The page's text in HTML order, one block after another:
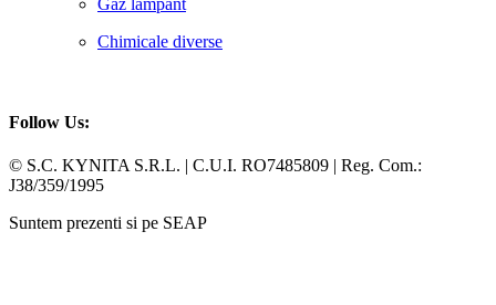
Chimicale diverse
Follow Us:
Facebook
Whatsapp
© S.C. KYNITA S.R.L. | C.U.I. RO7485809 | Reg. Com.:
J38/359/1995
Suntem prezenti si pe SEAP